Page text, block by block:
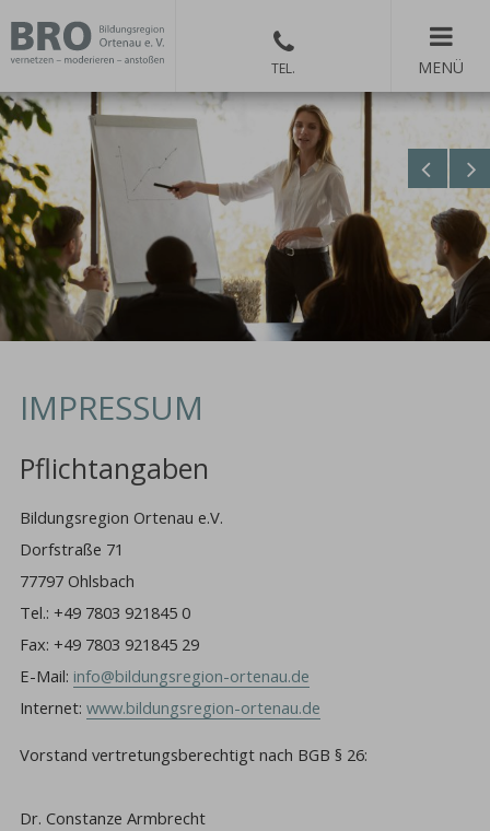
MENÜ
IMPRESSUM
Pflichtangaben
Bildungsregion Ortenau e.V.
Dorfstraße 71
77797 Ohlsbach
Tel.: +49 7803 921845 0
Fax: +49 7803 921845 29
E-Mail: info@bildungsregion-ortenau.de
Internet:www.bildungsregion-ortenau.de
Vorstand vertretungsberechtigt nach BGB § 26:
Dr. Constanze Armbrecht